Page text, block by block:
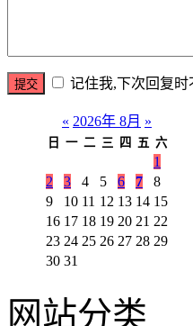
记住我,下次回复
« 2026年 8月 »
日 一 二 三 四 五 六
1
2
3 4 5 6 7
8
9
10 11 12 13 14 15
16 17 18 19 20 21 22
23 24 25 26 27 28 29
30 31
网站分类